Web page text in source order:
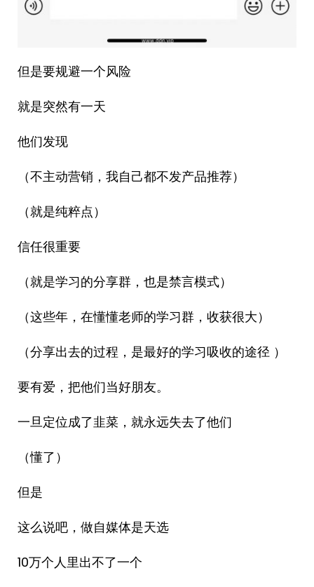
但是要规避一个风险
就是突然有一天
他们发现
（不主动营销，我自己都不发产品推荐）
（就是纯粹点）
信任很重要
（就是学习的分享群，也是禁言模式）
（这些年，在懂懂老师的学习群，收获很大）
（分享出去的过程，是最好的学习吸收的途径 ）
要有爱，把他们当好朋友。
一旦定位成了韭菜，就永远失去了他们
（懂了）
但是
这么说吧，做自媒体是天选
10万个人里出不了一个